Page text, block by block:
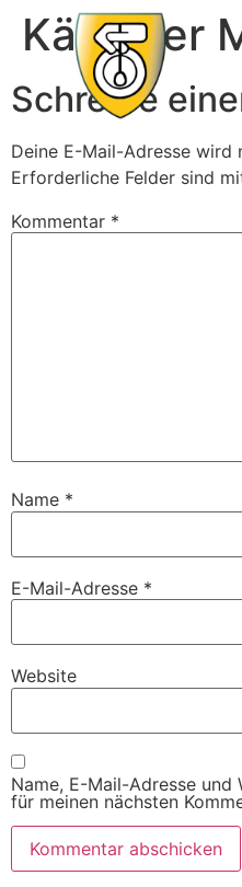
Kärntner
Schreibe
Deine E-Mail-Adresse
Erforderliche Felder sind
Kommentar *
Name *
E-Mail-Adresse *
Website
Name, E-Mail-Adresse und
für meinen nächsten